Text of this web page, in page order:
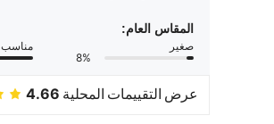
المقاس العام:
صغير
8%
مناسب
عرض التقييمات المحلية 4.66